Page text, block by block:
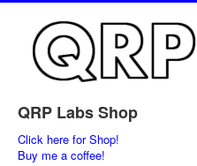
QRP Labs Shop
Click here for Shop!
Buy me a coffee!